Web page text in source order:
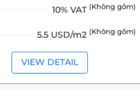
10% VAT (Không gồm)
5.5 USD/m2 (Không gồm)
VIEW DETAIL